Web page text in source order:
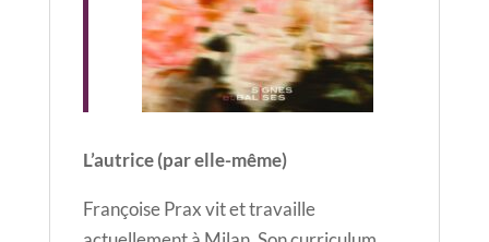
L’autrice (par elle-même)
Françoise Prax vit et travaille